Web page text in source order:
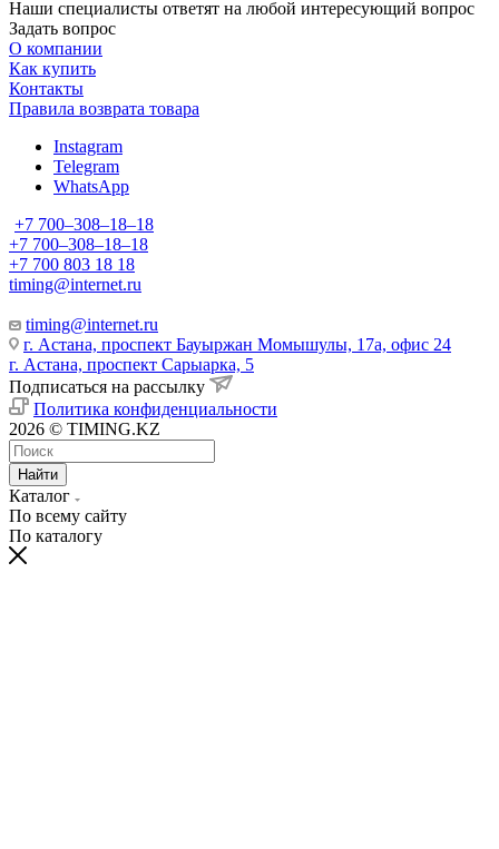
Наши специалисты ответят на любой интересующий вопрос
Задать вопрос
О компании
Как купить
Контакты
Правила возврата товара
Instagram
Telegram
WhatsApp
+7 700‒308‒18‒18
+7 700‒308‒18‒18
+7 700 803 18 18
timing@internet.ru
timing@internet.ru
г. Астана, проспект Бауыржан Момышулы, 17а, офис 24
г. Астана, проспект Сарыарка, 5
Подписаться на рассылку
Политика конфиденциальности
2026 © TIMING.KZ
Найти
Каталог
По всему сайту
По каталогу